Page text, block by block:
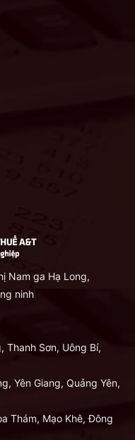
Nam ga Hạ Long,
ninh
Thanh Sơn, Uông Bí,
Yên Giang, Quảng Yên,
Thám, Mạo Khê, Đông